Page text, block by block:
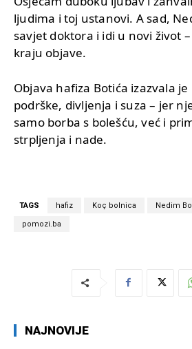
ljudima i toj ustanovi. A sad,
savjet doktora i idi u novi život
kraju objave.
Objava hafiza Botića izazvala
podrške, divljenja i suza – jer
samo borba s bolešću, već i
strpljenja i nade.
TAGS hafiz Koç bolnica Nedim
pomozi.ba
NAJNOVIJE